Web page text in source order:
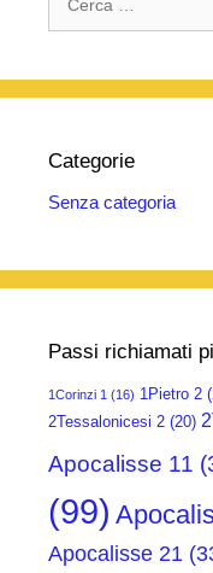
per:
Categorie
Senza categoria
Passi richiamati
1Corinzi 1 (16) 1Pietro 2
2Tessalonicesi 2 (20)
Apocalisse 11
(99)
Apocalisse 21